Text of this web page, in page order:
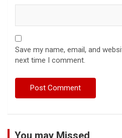
Save my name, email, and
next time I comment.
You may Missed